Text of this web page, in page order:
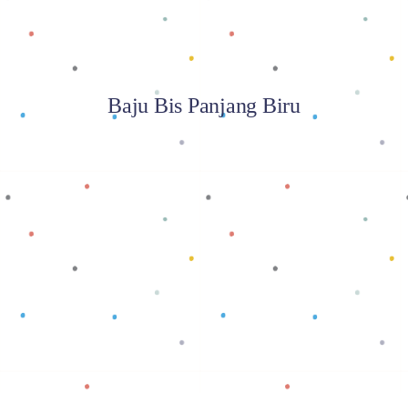
Baju Bis Panjang Biru
Baca selengkapnya